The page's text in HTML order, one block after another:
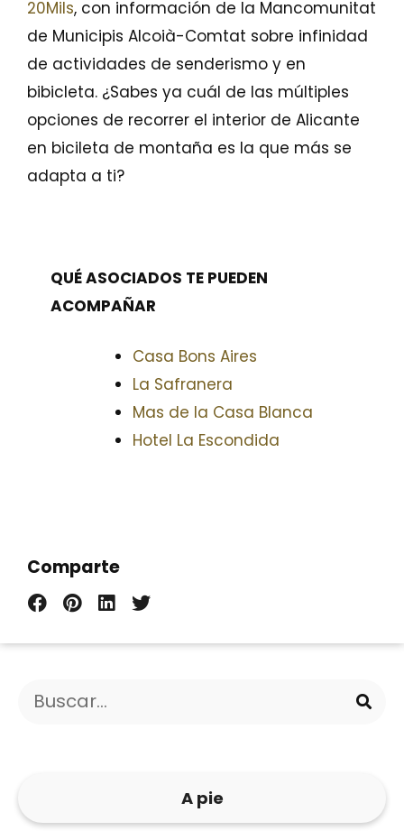
20Mils, con información de la Mancomunitat
de Municipis Alcoià-Comtat sobre infinidad
de actividades de senderismo y en
bibicleta. ¿Sabes ya cuál de las múltiples
opciones de recorrer el interior de Alicante
en bicileta de montaña es la que más se
adapta a ti?
QUÉ ASOCIADOS TE PUEDEN
ACOMPAÑAR
Casa Bons Aires
La Safranera
Mas de la Casa Blanca
Hotel La Escondida
Comparte
A pie